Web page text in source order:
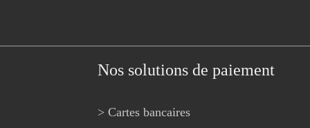
Nos solutions de paiement
> Cartes bancaires